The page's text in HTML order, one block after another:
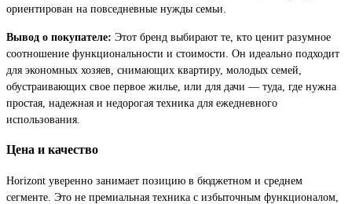
ориентирован на повседневные нужды семьи.
Вывод о покупателе: Этот бренд выбирают те, кто ценит разумное
соотношение функциональности и стоимости. Он идеально подходит
для экономных хозяев, снимающих квартиру, молодых семей,
обустраивающих свое первое жилье, или для дачи — туда, где нужна
простая, надежная и недорогая техника для ежедневного
использования.
Цена и качество
Horizont уверенно занимает позицию в бюджетном и среднем
сегменте. Это не премиальная техника с избыточным функционалом,